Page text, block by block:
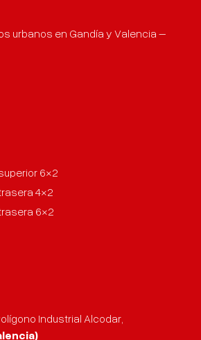
urbanos en Gandía y Valencia –
6×2
4×2
6×2
Industrial Alcodar,